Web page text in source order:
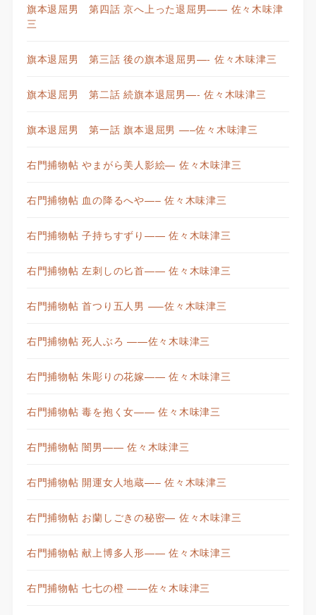
旗本退屈男 第四話 京へ上った退屈男—— 佐々木味津
三
旗本退屈男 第三話 後の旗本退屈男—- 佐々木味津三
旗本退屈男 第二話 続旗本退屈男—- 佐々木味津三
旗本退屈男 第一話 旗本退屈男 —–佐々木味津三
右門捕物帖 やまがら美人影絵— 佐々木味津三
右門捕物帖 血の降るへや—– 佐々木味津三
右門捕物帖 子持ちすずり—— 佐々木味津三
右門捕物帖 左刺しの匕首—— 佐々木味津三
右門捕物帖 首つり五人男 —–佐々木味津三
右門捕物帖 死人ぶろ ——佐々木味津三
右門捕物帖 朱彫りの花嫁—— 佐々木味津三
右門捕物帖 毒を抱く女—— 佐々木味津三
右門捕物帖 闇男—— 佐々木味津三
右門捕物帖 開運女人地蔵—– 佐々木味津三
右門捕物帖 お蘭しごきの秘密— 佐々木味津三
右門捕物帖 献上博多人形—— 佐々木味津三
右門捕物帖 七七の橙 ——佐々木味津三